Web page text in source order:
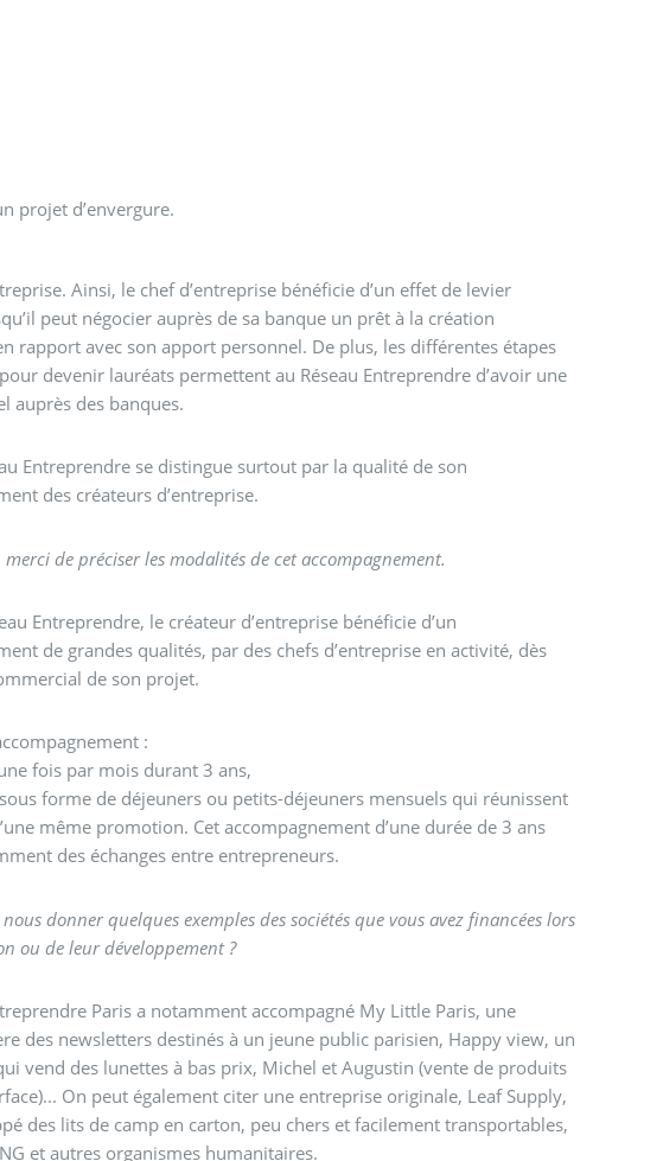
projet d’envergure.
Ainsi, le chef d’entreprise bénéficie d’un effet de levier
peut négocier auprès de sa banque un prêt à la création
rapport avec son apport personnel. De plus, les différentes étapes
devenir lauréats permettent au Réseau Entreprendre d’avoir une
auprès des banques.
Entreprendre se distingue surtout par la qualité de son
des créateurs d’entreprise.
merci de préciser les modalités de cet accompagnement.
Entreprendre, le créateur d’entreprise bénéficie d’un
de grandes qualités, par des chefs d’entreprise en activité, dès
de son projet.
:
fois par mois durant 3 ans,
forme de déjeuners ou petits-déjeuners mensuels qui réunissent
même promotion. Cet accompagnement d’une durée de 3 ans
des échanges entre entrepreneurs.
donner quelques exemples des sociétés que vous avez financées lors
ou de leur développement ?
Paris a notamment accompagné My Little Paris, une
des newsletters destinés à un jeune public parisien, Happy view, un
vend des lunettes à bas prix, Michel et Augustin (vente de produits
On peut également citer une entreprise originale, Leaf Supply,
des lits de camp en carton, peu chers et facilement transportables,
et autres organismes humanitaires.